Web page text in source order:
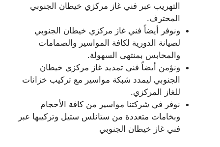
التهريب عبر فني غاز مركزي خيطان الجنوبي
المحترف.
ونوفر أيضاً فني غاز مركزي خيطان الجنوبي
لصيانة الدورية لكافة المواسير والصمامات
والمحابس بمنتهى السهولة.
ونؤمن أيضاً فني تمديد غاز مركزي خيطان
الجنوبي ليمدد شبكة مواسير مع تركيب خزانات
للغاز المركزي.
نوفر في شركتنا مواسير من كافة الأحجام
وبخامات متعددة من ستانلس ستيل وتركيبها عبر
فني غاز خيطان الجنوبي